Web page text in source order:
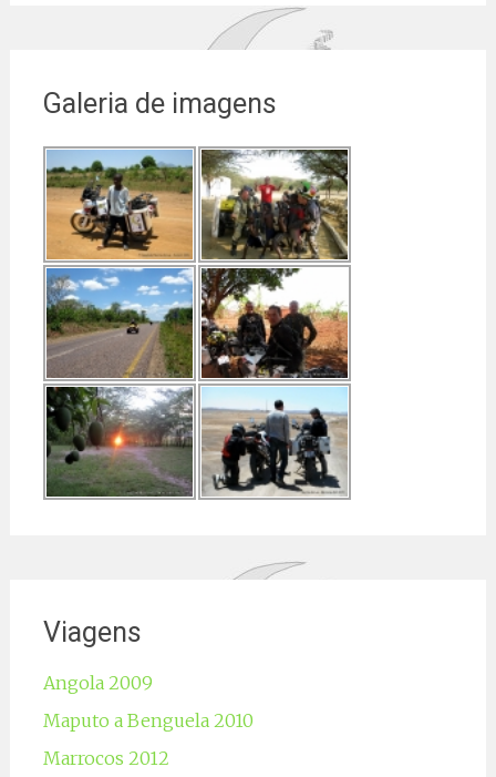
Galeria de imagens
Viagens
Angola 2009
Maputo a Benguela 2010
Marrocos 2012